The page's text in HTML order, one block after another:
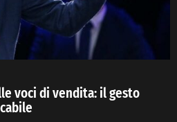
voci di vendita: il gesto